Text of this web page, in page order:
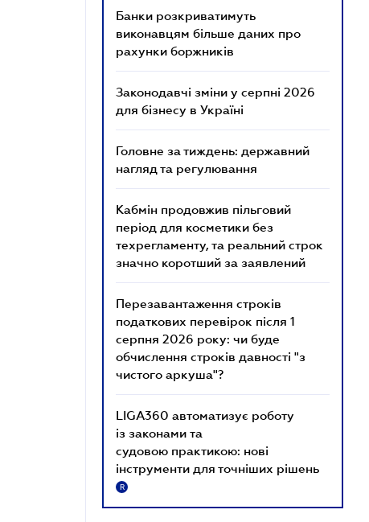
Банки розкриватимуть
виконавцям більше даних про
рахунки боржників
Законодавчі зміни у серпні 2026
для бізнесу в Україні
Головне за тиждень: державний
нагляд та регулювання
Кабмін продовжив пільговий
період для косметики без
техрегламенту, та реальний строк
значно коротший за заявлений
Перезавантаження строків
податкових перевірок після 1
серпня 2026 року: чи буде
обчислення строків давності "з
чистого аркуша"?
LIGA360 автоматизує роботу
із законами та
судовою практикою: нові
інструменти для точніших рішень
R